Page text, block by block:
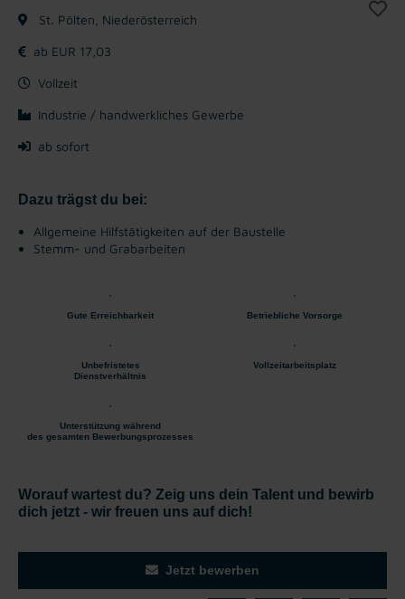
St. Pölten, Niederösterreich
ab EUR 17,03
Vollzeit
Industrie / handwerkliches Gewerbe
ab sofort
Dazu trägst du bei:
Allgemeine Hilfstätigkeiten auf der Baustelle
Stemm- und Grabarbeiten
Gute Erreichbarkeit Betriebliche Vorsorge
Unbefristetes
Dienstverhältnis
Vollzeitarbeitsplatz
Unterstützung während
des gesamten Bewerbungsprozesses
Worauf wartest du? Zeig uns dein Talent und bewirb
dich jetzt - wir freuen uns auf dich!
Jetzt bewerben